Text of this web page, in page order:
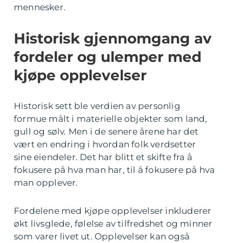
mennesker.
Historisk gjennomgang av
fordeler og ulemper med
kjøpe opplevelser
Historisk sett ble verdien av personlig
formue målt i materielle objekter som land,
gull og sølv. Men i de senere årene har det
vært en endring i hvordan folk verdsetter
sine eiendeler. Det har blitt et skifte fra å
fokusere på hva man har, til å fokusere på hva
man opplever.
Fordelene med kjøpe opplevelser inkluderer
økt livsglede, følelse av tilfredshet og minner
som varer livet ut. Opplevelser kan også